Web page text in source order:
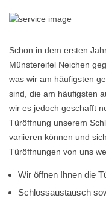
Schon in dem ersten
Münstereifel Neichen
was wir am häufigsten
sind, die am häufigsten
wir es jedoch geschafft
Türöffnung unserem
variieren können und
Türöffnungen von uns
Wir öffnen Ihnen die
Schlossaustausch